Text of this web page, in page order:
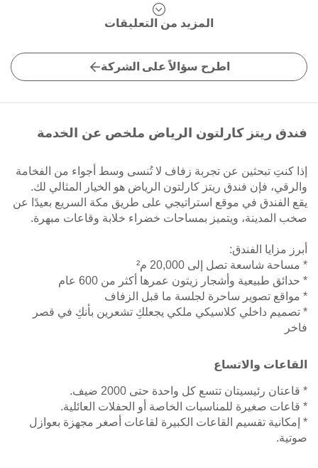
المزيد من التعليقات
اطرح سؤالاً على الشركة
فندق ريتز كارلتون الرياض ملخص عن الخدمة
إذا كنتِ تبحثين عن تجربة زفاف لا تُنسى وسط أجواء من الفخامة
والرقي، فإن فندق ريتز كارلتون الرياض هو الخيار المثالي لك.
يقع الفندق في موقع استراتيجي على طريق مكة السريع بعيدًا عن
صخب المدينة، ويتميز بمساحات خضراء خلابة وقاعات مبهرة.
أبرز مزايا الفندق:
* مساحة شاسعة تصل إلى 20,000 م²
* حدائق طبيعية وأشجار زيتون عمرها أكثر من 600 عام
* مواقع تصوير ساحرة لجلسة ما قبل الزفاف
* تصميم داخلي كلاسيكي ملكي يجعلكِ تشعرين بأنكِ في قصر
فاخر
القاعات والاتساع
* قاعتان رئيسيتان تتسع كل واحدة حتى 2000 ضيف.
* قاعات صغيرة للمناسبات الخاصة أو الحفلات العائلية.
* إمكانية تقسيم القاعات الكبيرة لقاعات أصغر مجهزة بعوازل
صوتية.